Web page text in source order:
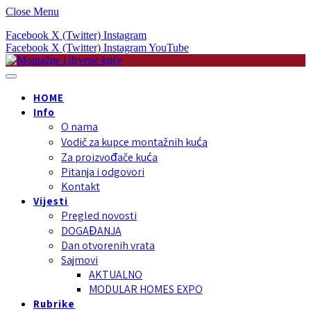
Close Menu
Facebook X (Twitter) Instagram
Facebook X (Twitter) InstagramYouTube
HOME
Info
O nama
Vodič za kupce montažnih kuća
Za proizvođače kuća
Pitanja i odgovori
Kontakt
Vijesti
Pregled novosti
DOGAĐANJA
Dan otvorenih vrata
Sajmovi
AKTUALNO
MODULAR HOMES EXPO
Rubrike